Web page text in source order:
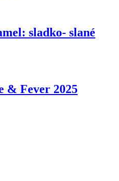
sladko- slané
& Fever 2025